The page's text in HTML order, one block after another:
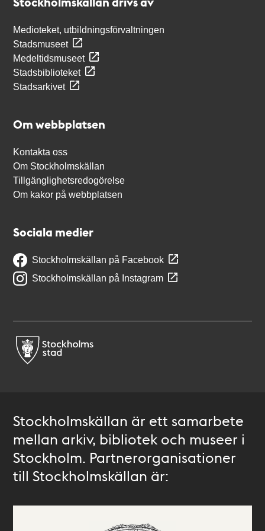
Medioteket, utbildningsförvaltningen
Stadsmuseet
Medeltidsmuseet
Stadsbiblioteket
Stadsarkivet
Om webbplatsen
Kontakta oss
Om Stockholmskällan
Tillgänglighetsredogörelse
Om kakor på webbplatsen
Sociala medier
Stockholmskällan på Facebook
Stockholmskällan på Instagram
Stockholmskällan är ett samarbete
mellan arkiv, bibliotek och museer i
Stockholm. Partnerorganisationer
till Stockholmskällan är: